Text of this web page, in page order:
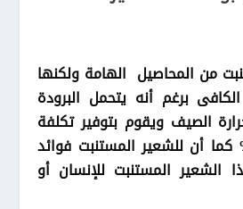
من المحاصيل الهامة ولكنها
برغم أنه يتحمل البرودة
الصيف ويقوم بتوفير تكلفة
بنسبة 50% كما أن للشعير المستنبت فوائد
المستنبت للإنسان أو